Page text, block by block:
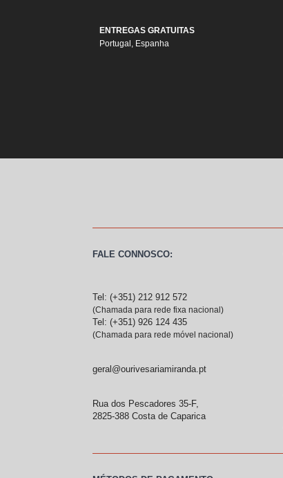
ENTREGAS GRATUITAS
Portugal, Espanha
FALE CONNOSCO:
Tel: (+351) 212 912 572
(Chamada para rede fixa nacional)
Tel: (+351) 926 124 435
(Chamada para rede móvel nacional)
geral@ourivesariamiranda.pt
Rua dos Pescadores 35-F,
2825-388 Costa de Caparica